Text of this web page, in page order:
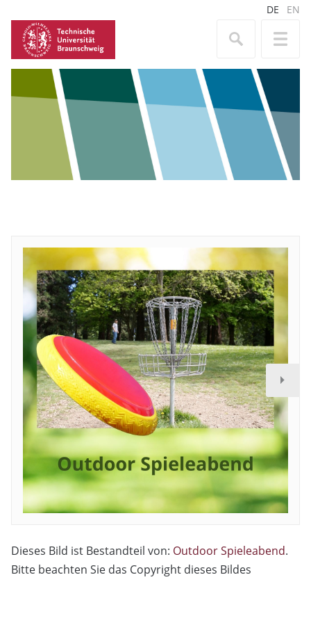
DE EN
Dieses Bild ist Bestandteil von: Outdoor Spieleabend.
Bitte beachten Sie das Copyright dieses Bildes